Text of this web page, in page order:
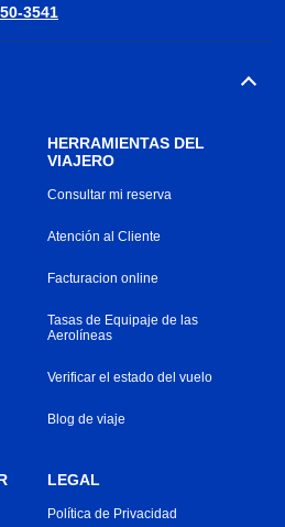
3541
HERRAMIENTAS DEL
VIAJERO
Consultar mi reserva
Atención al Cliente
Facturacion online
Tasas de Equipaje de las
Aerolíneas
Verificar el estado del vuelo
Blog de viaje
LEGAL
Política de Privacidad